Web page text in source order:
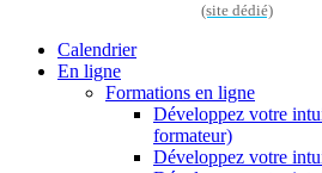
(site dédié)
Calendrier
En ligne
Formations en ligne
Développez votre
formateur)
Développez votre